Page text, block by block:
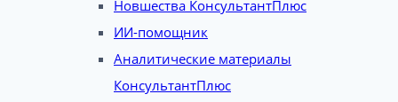
Новшества КонсультантПлюс
ИИ-помощник
Аналитические материалы
КонсультантПлюс